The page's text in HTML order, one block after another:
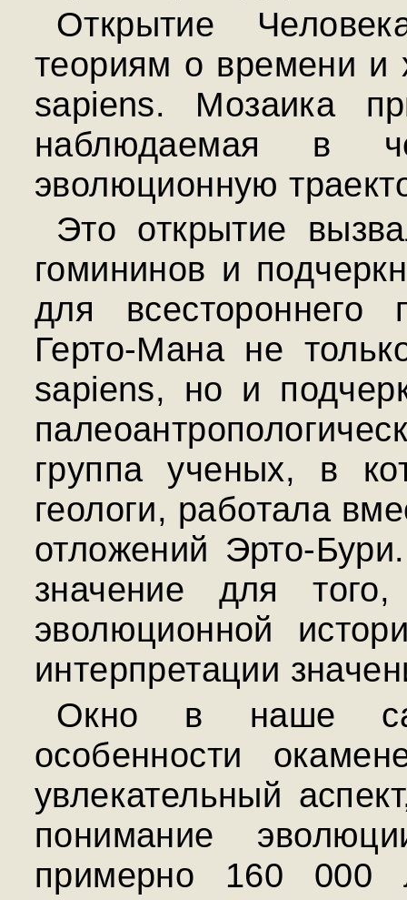
Открытие
теориям о времени и
sapiens. Мозаика
наблюдаемая в
эволюционную
Это открытие
гомининов и
для всестороннего
Герто-Мана не
sapiens, но и
группа ученых, в
геологи, работала
отложений Эрто-
значение для
эволюционной
интерпретации
Окно в наше
особенности
увлекательный
понимание
примерно 160 000